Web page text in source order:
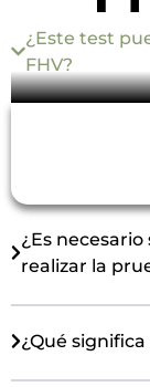
¿Este test
FHV?
¿Es
realizar la
¿Qué